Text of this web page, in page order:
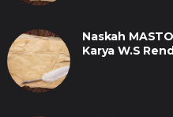
Naskah
Karya W.S